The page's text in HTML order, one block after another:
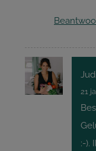
21
:-).